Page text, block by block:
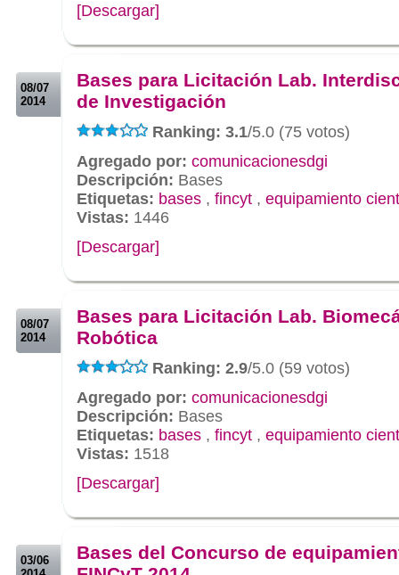
[Descargar]
08/07
2014
Bases para Licitación Lab.
de Investigación
Ranking: 3.1/5.0 (75 votos)
Agregado por: comunicacionesdgi
Descripción: Bases
Etiquetas: bases , fincyt , equipamiento
Vistas: 1446
[Descargar]
08/07
2014
Bases para Licitación Lab.
Robótica
Ranking: 2.9/5.0 (59 votos)
Agregado por: comunicacionesdgi
Descripción: Bases
Etiquetas: bases , fincyt , equipamiento
Vistas: 1518
[Descargar]
03/06
Bases del Concurso de